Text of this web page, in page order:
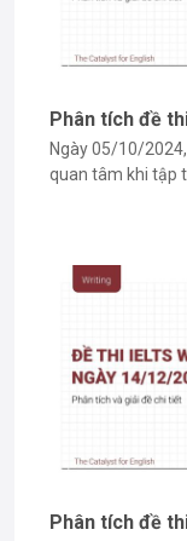
Phân tích đề
Ngày 05/10/
quan tâm khi tập
và phát triển ý
Phân tích đề